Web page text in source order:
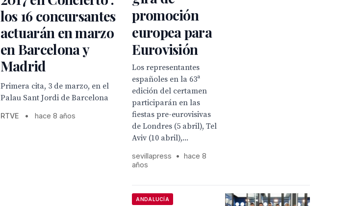
los 16 concursantes
actuarán en marzo
en Barcelona y
Madrid
Primera cita, 3 de marzo, en el
Palau Sant Jordi de Barcelona
RTVE • hace 8 años
promoción
europea para
Eurovisión
Los representantes
españoles en la 63ª
edición del certamen
participarán en las
fiestas pre-eurovisivas
de Londres (5 abril), Tel
Aviv (10 abril),...
sevillapress •
hace 8
años
ANDALUCÍA